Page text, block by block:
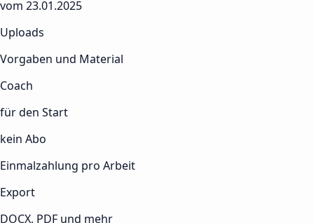
vom 23.01.2025
Uploads
Vorgaben und Material
Coach
für den Start
kein Abo
Einmalzahlung pro Arbeit
Export
DOCX, PDF und mehr